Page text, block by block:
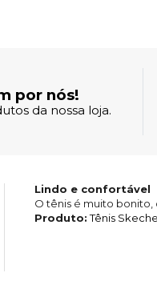
por nós!
da nossa loja.
Lindo e confortável
O tênis é muito
Produto:Tênis